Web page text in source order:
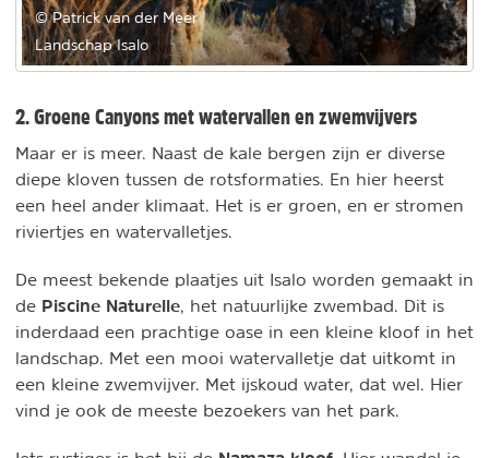
© Patrick van der Meer
Landschap Isalo
2. Groene Canyons met watervallen en zwemvijvers
Maar er is meer. Naast de kale bergen zijn er diverse
diepe kloven tussen de rotsformaties. En hier heerst
een heel ander klimaat. Het is er groen, en er stromen
riviertjes en watervalletjes.
De meest bekende plaatjes uit Isalo worden gemaakt in
de Piscine Naturelle , het natuurlijke zwembad. Dit is
inderdaad een prachtige oase in een kleine kloof in het
landschap. Met een mooi watervalletje dat uitkomt in
een kleine zwemvijver. Met ijskoud water, dat wel. Hier
vind je ook de meeste bezoekers van het park.